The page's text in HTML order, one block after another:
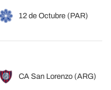
12 de Octubre (PAR)
CA San Lorenzo (ARG)